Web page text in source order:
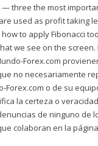
— three the most
used as profit taking
to apply Fibonacci
we see on the screen.
Forex.com
no necesariamente
Forex.com o de su
la certeza o
de ninguno de
colaboran en la